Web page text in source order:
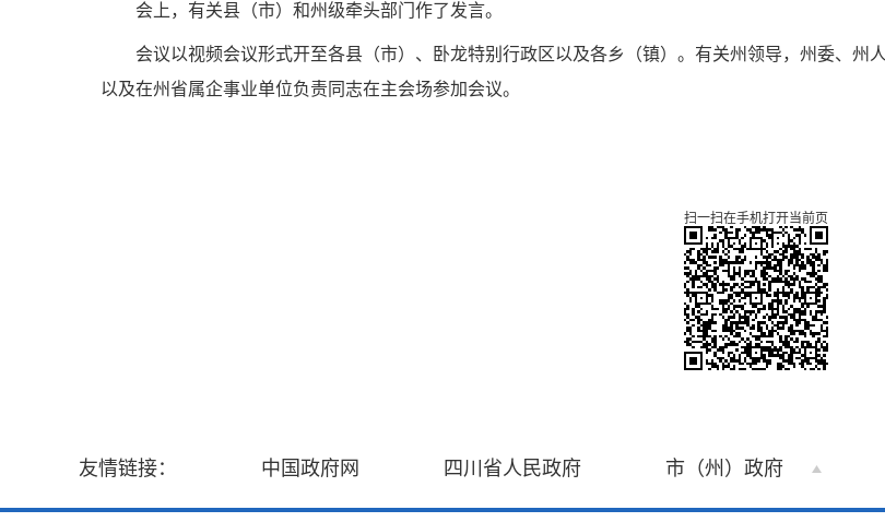
会上，有关县（市）和州级牵头部门作了发言。
会议以视频会议形式开至各县（市）、卧龙特别行政区以及各乡（镇）。有关州领导，州委、州
以及在州省属企事业单位负责同志在主会场参加会议。
扫一扫在手机打开当前页
友情链接： 中国政府网 四川省人民政府 市（州）政府